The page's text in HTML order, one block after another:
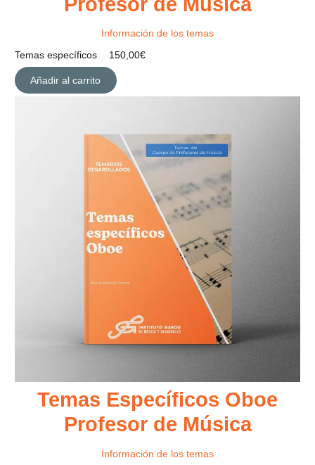
Información de los temas
Temas específicos
150,00€
Añadir al carrito
Temas Específicos Oboe
Profesor de Música
Información de los temas